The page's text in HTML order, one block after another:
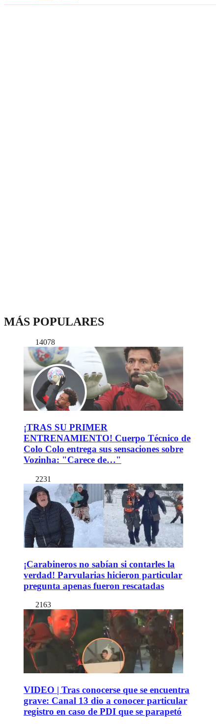
MÁS POPULARES
14078
¡TRAS SU PRIMER
ENTRENAMIENTO! Cuerpo Técnico de
Colo Colo entrega sus sensaciones sobre
Vozinha: "Carece de…"
2231
¡Carabineros no sabían si contarles la
verdad! Parvularias hicieron particular
pregunta apenas fueron rescatadas
2163
VIDEO | Tras conocerse que se encuentra
grave: Canal 13 dio a conocer particular
registro en caso de PDI que se parapetó